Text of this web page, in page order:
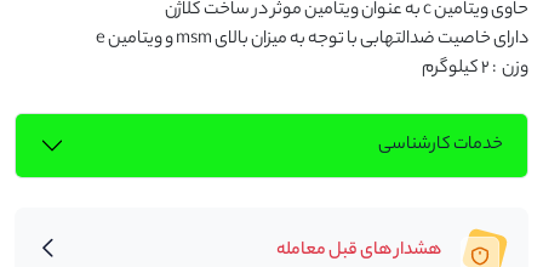
وزن  : 2 کیلوگرم
خدمات کارشناسی
هشدار های قبل معامله